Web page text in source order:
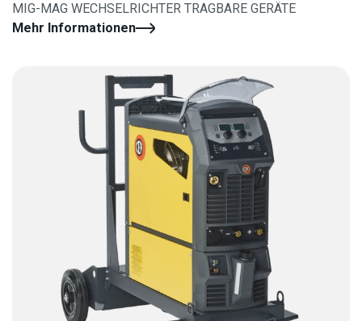
MIG-MAG WECHSELRICHTER TRAGBARE GERÄTE
Mehr Informationen